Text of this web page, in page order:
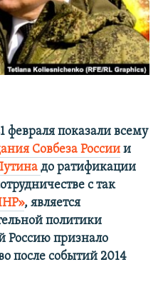
показали всему
Совбеза России ​и
до ратификации
с так
, является
политики
Россию признало
после событий 2014